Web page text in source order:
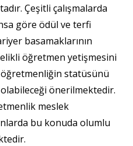
Çeşitli çalışmalarda
göre ödül ve terfi
basamaklarının
öğretmen yetişmesini
statüsünü
önerilmektedir.
meslek
bu konuda olumlu